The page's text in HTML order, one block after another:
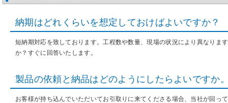
納期はどれくらいを想定しておけばよいですか？
短納期対応を致しております。工程数や数量、現場の状況により異なりま
か？すぐに回答いたします。
製品の依頼と納品はどのようにしたらよいですか
お客様が持ち込んでいただいてお引取りに来てくださる場合、当社が回っ